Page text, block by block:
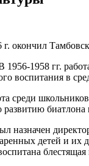
окончил
1958 гг.
воспитания в
среди
детей и